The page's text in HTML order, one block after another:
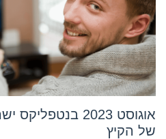
אוגוסט 2023
של הקיץ